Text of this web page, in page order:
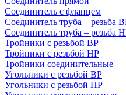
Соединитель с фланцем
Соединитель труба – резьба
Соединитель труба – резьба
Тройники с резьбой ВР
Тройники с резьбой НР
Тройники соединительные
Угольники с резьбой ВР
Угольники с резьбой НР